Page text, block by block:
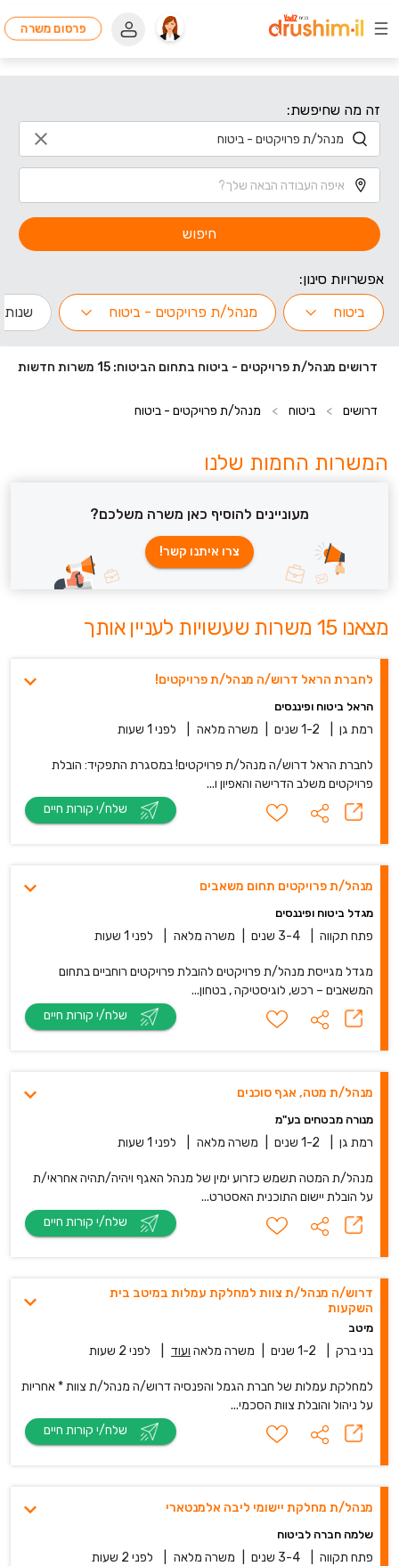
פרסום משרה
זה מה שחיפשת:
חיפוש
אפשרויות סינון:
ביטוח
מנהל/ת פרויקטים - ביטוח שנות
דרושים מנהל/ת פרויקטים - ביטוח בתחום הביטוח: 15 משרות חדשות
דרושים > ביטוח > מנהל/ת פרויקטים - ביטוח
המשרות החמות שלנו
מעוניינים להוסיף כאן משרה משלכם?
צרו איתנו קשר!
מצאנו 15 משרות שעשויות לעניין אותך
לחברת הראל דרוש/ה מנהל/ת פרויקטים!
הראל ביטוח ופיננסים
רמת גן 1-2 שנים משרה מלאה לפני 1 שעות
לחברת הראל דרוש/ה מנהל/ת פרויקטים! במסגרת התפקיד: הובלת
פרויקטים משלב הדרישה והאפיון ו...
מנהל/ת פרויקטים תחום משאבים
מגדל ביטוח ופיננסים
פתח תקווה 3-4 שנים משרה מלאה לפני 1 שעות
מגדל מגייסת מנהל/ת פרויקטים להובלת פרויקטים רוחביים בתחום
המשאבים – רכש, לוגיסטיקה , בטחון...
מנהל/ת מטה, אגף סוכנים
מנורה מבטחים בע"מ
רמת גן 1-2 שנים משרה מלאה לפני 1 שעות
מנהל/ת המטה תשמש כזרוע ימין של מנהל האגף ויהיה/תהיה אחראי/ת
על הובלת יישום התוכנית האסטרט...
דרוש/ה מנהל/ת צוות למחלקת עמלות במיטב בית
השקעות
מיטב
בני ברק 1-2 שנים משרה מלאה ועוד לפני 2 שעות
למחלקת עמלות של חברת הגמל והפנסיה דרוש/ה מנהל/ת צוות * אחריות
על ניהול והובלת צוות הסכמי...
מנהל/ת מחלקת יישומי ליבה אלמנטארי
שלמה חברה לביטוח
פתח תקווה 3-4 שנים משרה מלאה לפני 2 שעות